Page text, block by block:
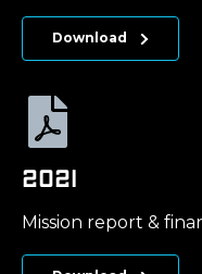
Download
2021
Mission report &